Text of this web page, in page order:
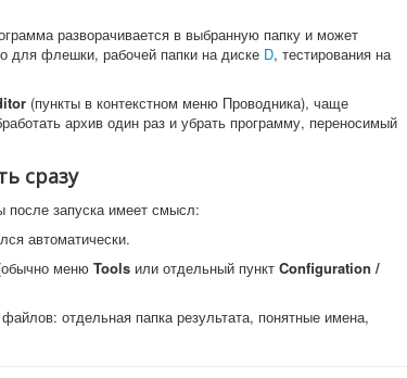
разворачивается в выбранную папку и может
для флешки, рабочей папки на диске D, тестирования на
(пункты в контекстном меню Проводника), чаще
архив один раз и убрать программу, переносимый
сразу
после запуска имеет смысл:
автоматически.
меню Tools или отдельный пункт Configuration /
отдельная папка результата, понятные имена,